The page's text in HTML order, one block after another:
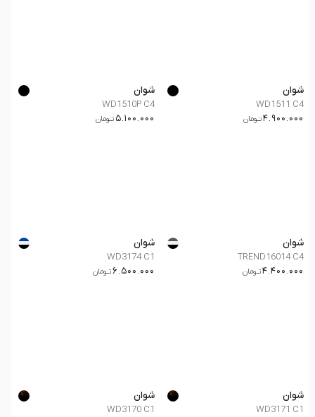
شوان
WD1511 C4
4.900.000تــومان
شوان
WD1510P C4
5.100.000 تــومان
شوان
TREND16014 C4
4.400.000تــومان
شوان
WD3174 C1
6.500.000تــومان
شوان
WD3171 C1
شوان
WD3170 C1